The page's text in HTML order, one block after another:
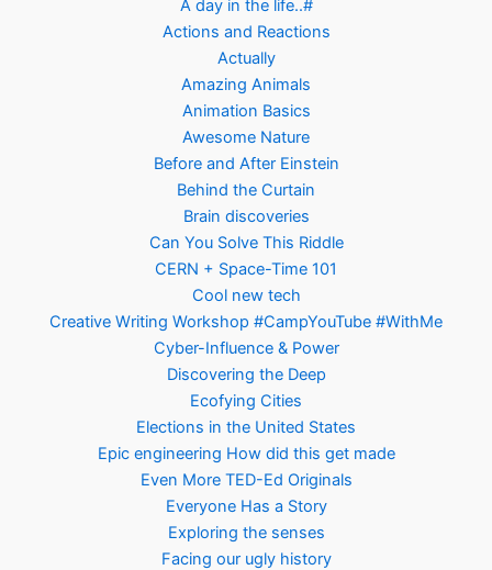
A day in the life..#
Actions and Reactions
Actually
Amazing Animals
Animation Basics
Awesome Nature
Before and After Einstein
Behind the Curtain
Brain discoveries
Can You Solve This Riddle
CERN + Space-Time 101
Cool new tech
Creative Writing Workshop #CampYouTube #WithMe
Cyber-Influence & Power
Discovering the Deep
Ecofying Cities
Elections in the United States
Epic engineering How did this get made
Even More TED-Ed Originals
Everyone Has a Story
Exploring the senses
Facing our ugly history